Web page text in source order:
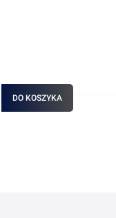
DO KOSZYKA